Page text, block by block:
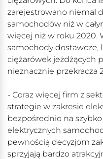
zarejestrowano niemal
samochodów niż w
więcej niż w roku 2020.
samochody dostawcze,
ciężarówek jeżdżących
nieznacznie przekracza
- Coraz więcej firm z
strategie w zakresie
bezpośrednio na
elektrycznych
pewnością decyzjom
sprzyjają bardzo